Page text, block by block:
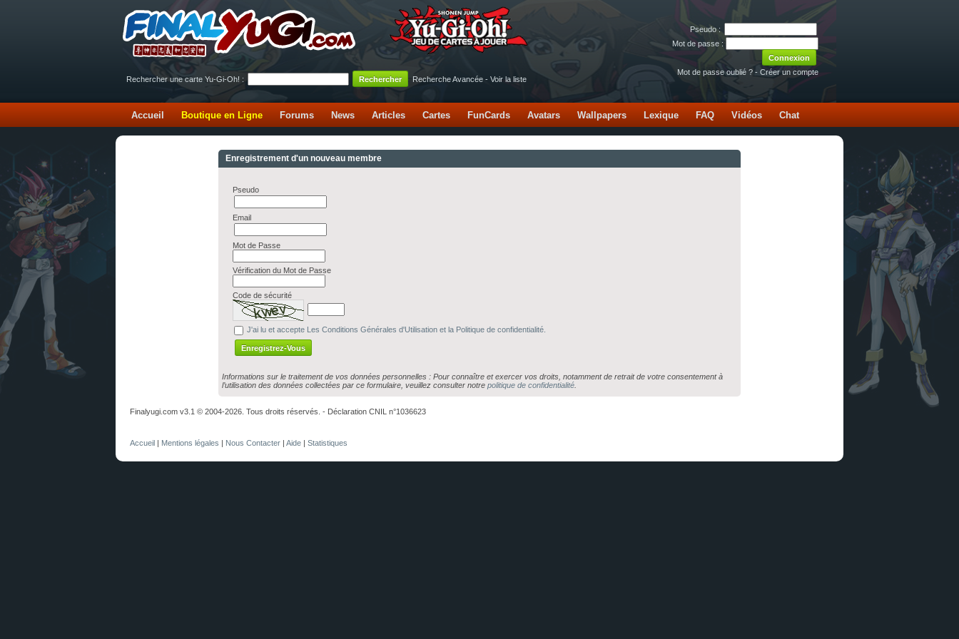
Pseudo :
Mot de passe :
Mot de passe oublié ? - Créer un compte
Rechercher une carte Yu-Gi-Oh! :
Recherche Avancée - Voir la liste
Accueil Boutique en Ligne Forums News Articles Cartes FunCards Avatars Wallpapers Lexique FAQ Vidéos Chat
Enregistrement d'un nouveau membre
Pseudo
Email
Mot de Passe
Vérification du Mot de Passe
Code de sécurité
J'ai lu et accepte Les Conditions Générales d'Utilisation et la Politique de confidentialité.
Informations sur le traitement de vos données personnelles : Pour connaître et exercer vos droits, notamment de retrait de votre consentement à
l’utilisation des données collectées par ce formulaire, veuillez consulter notre politique de confidentialité.
Finalyugi.com v3.1 © 2004-2026. Tous droits réservés. - Déclaration CNIL n°1036623
Accueil | Mentions légales | Nous Contacter | Aide | Statistiques